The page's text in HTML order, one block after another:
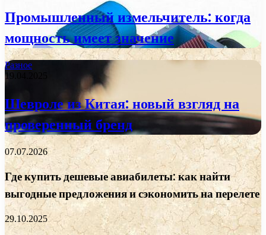
Промышленный измельчитель: когда
мощность имеет значение
Разное
19.04.2025
Шевроле из Китая: новый взгляд на
проверенный бренд
07.07.2026
Где купить дешевые авиабилеты: как найти
выгодные предложения и сэкономить на перелете
29.10.2025